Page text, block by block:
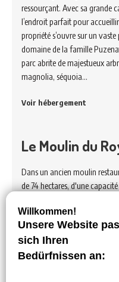
ressourçant. Avec sa grande
l’endroit parfait pour
propriété s’ouvre sur un
domaine de la famille
parc abrite de majestueux
magnolia, séquoia…
Voir hébergement
Le Moulin du
Dans un ancien moulin
de 74 hectares, d'une
Voir hébergement